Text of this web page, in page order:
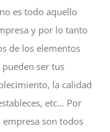
es todo aquello
y por lo tanto
de los elementos
ser tus
la calidad
etc… Por
son todos